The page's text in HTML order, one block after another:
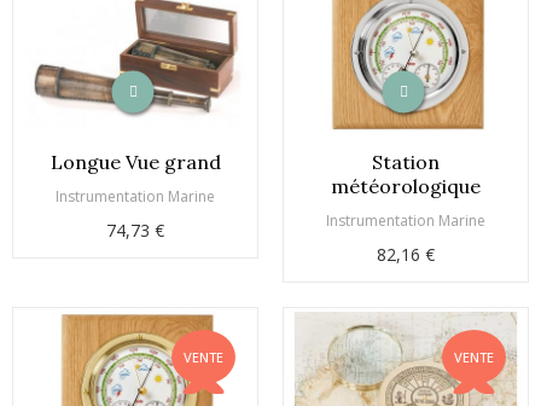
Longue Vue grand
Instrumentation Marine
74,73 €
Station
météorologique
Instrumentation Marine
82,16 €
VENTE VENTE